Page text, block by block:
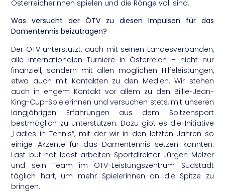
Österreicherinnen spielen und die Ränge voll sind.
Was versucht der ÖTV zu diesen Impulsen für das
Damentennis beizutragen?
Der ÖTV unterstützt, auch mit seinen Landesverbänden,
alle internationalen Turniere in Österreich – nicht nur
finanziell, sondern mit allen möglichen Hilfeleistungen,
etwa auch mit Kontakten zu den Medien. Wir stehen
auch in engem Kontakt vor allem zu den Billie-Jean-
King-Cup-Spielerinnen und versuchen stets, mit unseren
langjährigen Erfahrungen aus dem Spitzensport
bestmöglich zu unterstützen. Dazu gibt es die Initiative
„Ladies in Tennis“, mit der wir in den letzten Jahren so
einige Akzente für das Damentennis setzen konnten.
Last but not least arbeiten Sportdirektor Jürgen Melzer
und sein Team im ÖTV-Leistungszentrum Südstadt
täglich hart, um mehr Spielerinnen an die Spitze zu
bringen.